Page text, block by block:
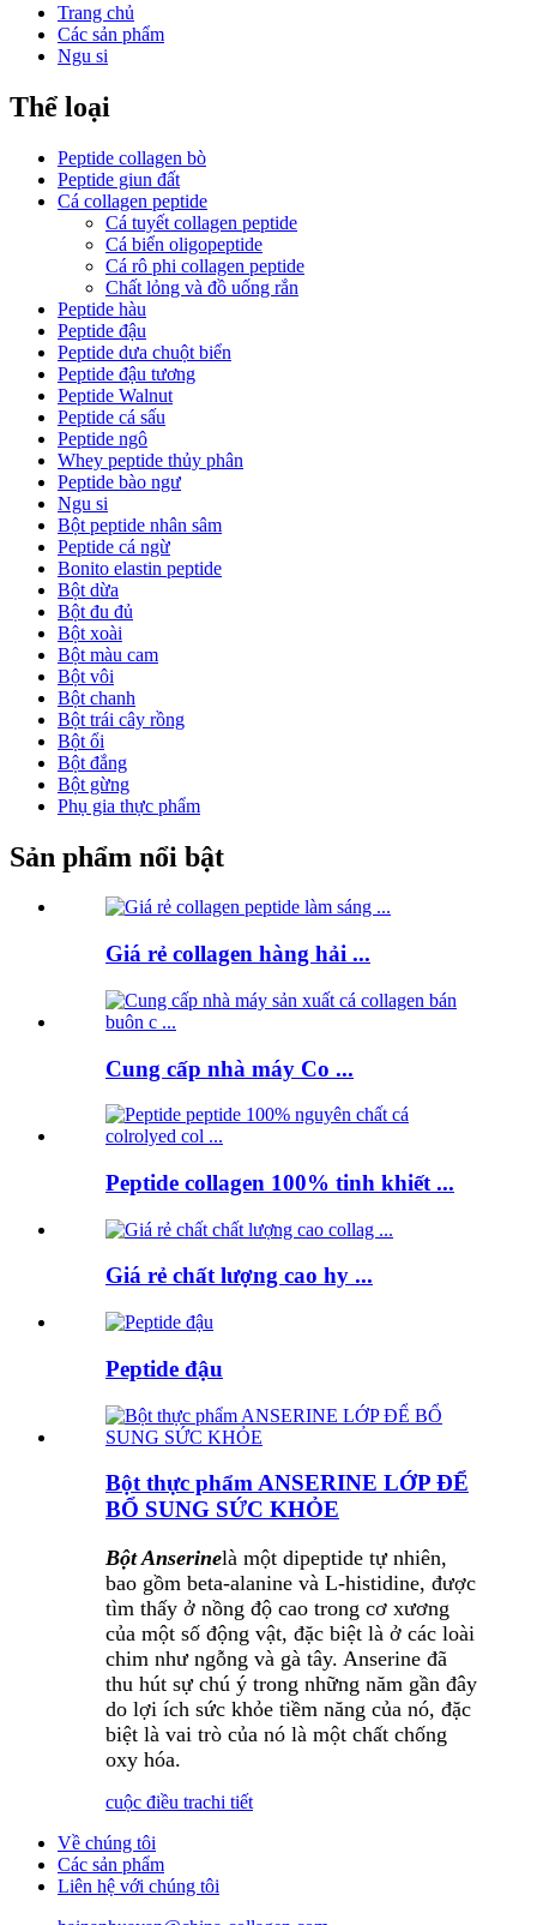
Trang chủ
Các sản phẩm
Ngu si
Thể loại
Peptide collagen bò
Peptide giun đất
Cá collagen peptide
Cá tuyết collagen peptide
Cá biển oligopeptide
Cá rô phi collagen peptide
Chất lỏng và đồ uống rắn
Peptide hàu
Peptide đậu
Peptide dưa chuột biển
Peptide đậu tương
Peptide Walnut
Peptide cá sấu
Peptide ngô
Whey peptide thủy phân
Peptide bào ngư
Ngu si
Bột peptide nhân sâm
Peptide cá ngừ
Bonito elastin peptide
Bột dừa
Bột đu đủ
Bột xoài
Bột màu cam
Bột vôi
Bột chanh
Bột trái cây rồng
Bột ổi
Bột đắng
Bột gừng
Phụ gia thực phẩm
Sản phẩm nổi bật
Giá rẻ collagen hàng hải ...
Cung cấp nhà máy Co ...
Peptide collagen 100% tinh khiết ...
Giá rẻ chất lượng cao hy ...
Peptide đậu
Bột thực phẩm ANSERINE LỚP ĐỂ
BỔ SUNG SỨC KHỎE
Bột Anserinelà một dipeptide tự nhiên,
bao gồm beta-alanine và L-histidine, được
tìm thấy ở nồng độ cao trong cơ xương
của một số động vật, đặc biệt là ở các loài
chim như ngỗng và gà tây. Anserine đã
thu hút sự chú ý trong những năm gần đây
do lợi ích sức khỏe tiềm năng của nó, đặc
biệt là vai trò của nó là một chất chống
oxy hóa.
cuộc điều trachi tiết
Về chúng tôi
Các sản phẩm
Liên hệ với chúng tôi